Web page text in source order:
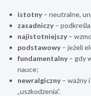
istotny– neutralne,
zasadniczy– podkreśla
najistotniejszy–
podstawowy– jeżeli
fundamentalny– gdy
nauce;
newralgiczny– ważny i
„uszkodzenia”.